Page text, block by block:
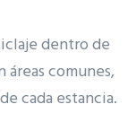
dentro de
comunes,
cada estancia.